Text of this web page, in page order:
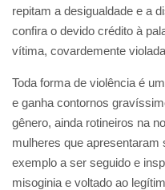
repitam a desigualdade e a
confira o devido crédito à
vítima, covardemente
Toda forma de violência é
e ganha contornos
gênero, ainda rotineiros na
mulheres que
exemplo a ser seguido e
misoginia e voltado ao